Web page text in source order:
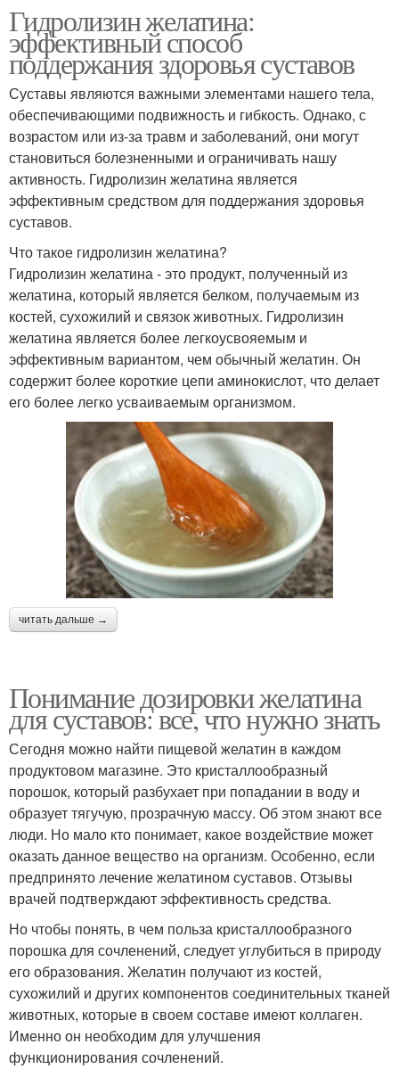
Гидролизин желатина:
эффективный способ
поддержания здоровья суставов
Суставы являются важными элементами нашего тела,
обеспечивающими подвижность и гибкость. Однако, с
возрастом или из-за травм и заболеваний, они могут
становиться болезненными и ограничивать нашу
активность. Гидролизин желатина является
эффективным средством для поддержания здоровья
суставов.
Что такое гидролизин желатина?
Гидролизин желатина - это продукт, полученный из
желатина, который является белком, получаемым из
костей, сухожилий и связок животных. Гидролизин
желатина является более легкоусвояемым и
эффективным вариантом, чем обычный желатин. Он
содержит более короткие цепи аминокислот, что делает
его более легко усваиваемым организмом.
читать дальше →
Понимание дозировки желатина
для суставов: все, что нужно знать
Сегодня можно найти пищевой желатин в каждом
продуктовом магазине. Это кристаллообразный
порошок, который разбухает при попадании в воду и
образует тягучую, прозрачную массу. Об этом знают все
люди. Но мало кто понимает, какое воздействие может
оказать данное вещество на организм. Особенно, если
предпринято лечение желатином суставов. Отзывы
врачей подтверждают эффективность средства.
Но чтобы понять, в чем польза кристаллообразного
порошка для сочленений, следует углубиться в природу
его образования. Желатин получают из костей,
сухожилий и других компонентов соединительных тканей
животных, которые в своем составе имеют коллаген.
Именно он необходим для улучшения
функционирования сочленений.